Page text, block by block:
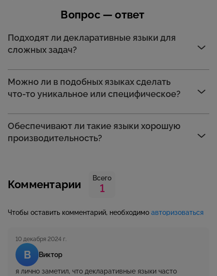
Вопрос — ответ
Подходят ли декларативные языки для
сложных задач?
Можно ли в подобных языках сделать
что-то уникальное или специфическое?
Обеспечивают ли такие языки хорошую
производительность?
Комментарии Всего
1
Чтобы оставить комментарий, необходимо авторизоваться
В Виктор
10 декабря 2024 г.
я лично заметил, что декларативные языки часто